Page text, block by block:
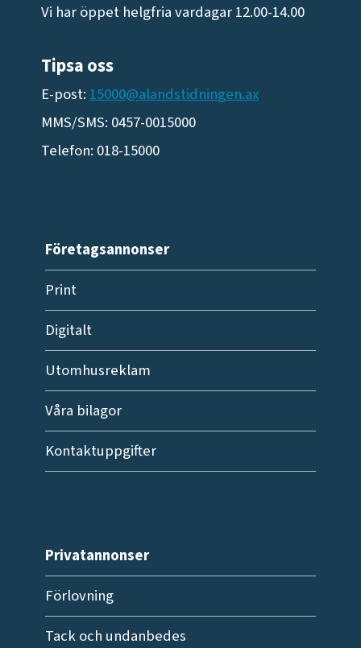
Vi har öppet helgfria vardagar 12.00-14.00
Tipsa oss
E-post:15000@alandstidningen.ax
MMS/SMS: 0457-0015000
Telefon: 018-15000
Företagsannonser
Print
Digitalt
Utomhusreklam
Våra bilagor
Kontaktuppgifter
Privatannonser
Förlovning
Tack och undanbedes